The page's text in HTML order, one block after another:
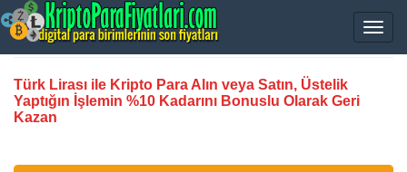
Türk Lirası ile Kripto Para Alın veya Satın, Üstelik
Yaptığın İşlemin %10 Kadarını Bonuslu Olarak Geri
Kazan